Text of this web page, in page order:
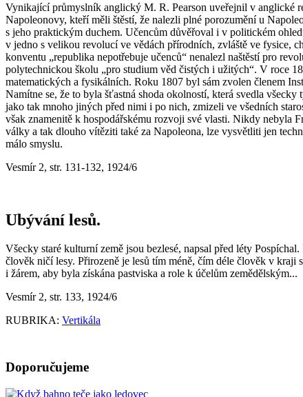
Vynikající průmyslník anglický M. R. Pearson uveřejnil v anglické
Napoleonovy, kteří měli štěstí, že nalezli plné porozumění u
s jeho praktickým duchem. Učencům důvěřoval i v politickém
v jedno s velikou revolucí ve vědách přírodních, zvláště ve fysice,
konventu „republika nepotřebuje učenců“ nenalezl naštěstí pro
polytechnickou školu „pro studium věd čistých i užitých“. V roce
matematických a fysikálních. Roku 1807 byl sám zvolen členem
Namítne se, že to byla šťastná shoda okolností, která svedla
jako tak mnoho jiných před nimi i po nich, zmizeli ve všedních
však znamenitě k hospodářskému rozvoji své vlasti. Nikdy nebyla
války a tak dlouho vítěziti také za Napoleona, lze vysvětliti jen
málo smyslu.
Vesmír 2, str. 131-132, 1924/6
Ubývání lesů.
Všecky staré kulturní země jsou bezlesé, napsal před léty
člověk ničí lesy. Přirozeně je lesů tím méně, čím déle člověk v
i žárem, aby byla získána pastviska a role k účelům zemědělským...
Vesmír 2, str. 133, 1924/6
RUBRIKA: Vertikála
Doporučujeme